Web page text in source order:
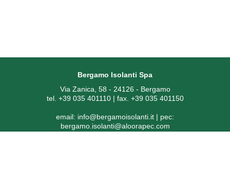
Bergamo Isolanti Spa
Via Zanica, 58 - 24126 - Bergamo
tel. +39 035 401110 | fax. +39 035 401150
email: info@bergamoisolanti.it | pec:
bergamo.isolanti@aloorapec.com